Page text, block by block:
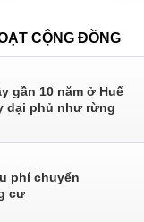
CỘNG ĐỒNG
gần 10 năm ở Huế
dại phủ như rừng
phí chuyển
cư